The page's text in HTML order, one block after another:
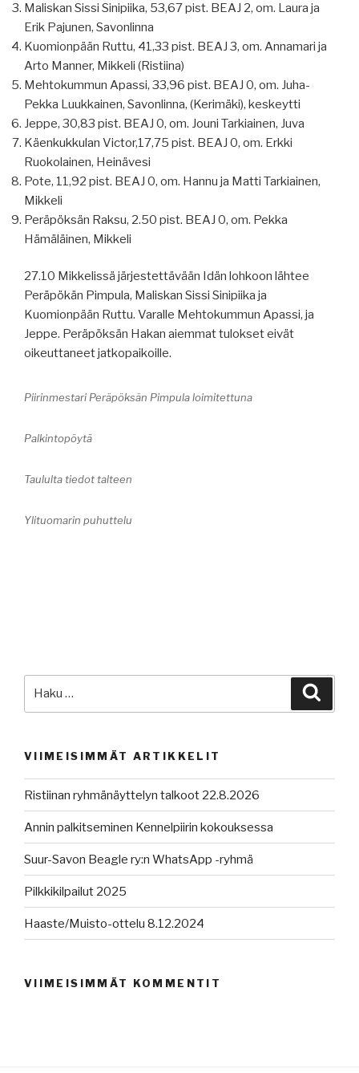
Maliskan Sissi Sinipiika, 53,67 pist. BEAJ 2, om. Laura ja
Erik Pajunen, Savonlinna
Kuomionpään Ruttu, 41,33 pist. BEAJ 3, om. Annamari ja
Arto Manner, Mikkeli (Ristiina)
Mehtokummun Apassi, 33,96 pist. BEAJ 0, om. Juha-
Pekka Luukkainen, Savonlinna, (Kerimäki), keskeytti
Jeppe, 30,83 pist. BEAJ 0, om. Jouni Tarkiainen, Juva
Käenkukkulan Victor,17,75 pist. BEAJ 0, om. Erkki
Ruokolainen, Heinävesi
Pote, 11,92 pist. BEAJ 0, om. Hannu ja Matti Tarkiainen,
Mikkeli
Peräpöksän Raksu, 2.50 pist. BEAJ 0, om. Pekka
Hämäläinen, Mikkeli
27.10 Mikkelissä järjestettävään Idän lohkoon lähtee
Peräpökän Pimpula, Maliskan Sissi Sinipiika ja
Kuomionpään Ruttu. Varalle Mehtokummun Apassi, ja
Jeppe. Peräpöksän Hakan aiemmat tulokset eivät
oikeuttaneet jatkopaikoille.
Piirinmestari Peräpöksän Pimpula loimitettuna
Palkintopöytä
Taululta tiedot talteen
Ylituomarin puhuttelu
VIIMEISIMMÄT ARTIKKELIT
Ristiinan ryhmänäyttelyn talkoot 22.8.2026
Annin palkitseminen Kennelpiirin kokouksessa
Suur-Savon Beagle ry:n WhatsApp -ryhmä
Pilkkikilpailut 2025
Haaste/Muisto-ottelu 8.12.2024
VIIMEISIMMÄT KOMMENTIT